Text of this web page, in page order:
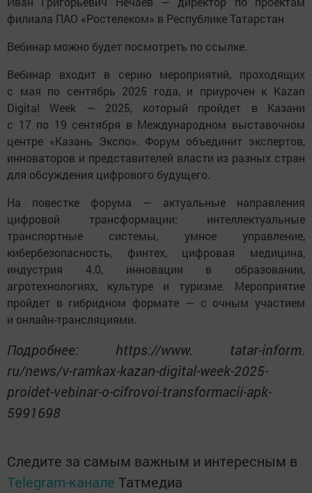
филиала ПАО «Ростелеком» в Республике Татарстан
Вебинар можно будет посмотреть по ссылке.
Вебинар входит в серию мероприятий, проходящих
с мая по сентябрь 2025 года, и приурочен к Kazan
Digital Week — 2025, который пройдет в Казани
с 17 по 19 сентября в Международном выставочном
центре «Казань Экспо». Форум объединит экспертов,
инноваторов и представителей власти из разных стран
для обсуждения цифрового будущего.
На повестке форума — актуальные направления
цифровой трансформации: интеллектуальные
транспортные системы, умное управление,
кибербезопасность, финтех, цифровая медицина,
индустрия 4.0, инновации в образовании,
агротехнологиях, культуре и туризме. Мероприятие
пройдет в гибридном формате — с очным участием
и онлайн-трансляциями.
Подробнее: https://www. tatar-inform.
ru/news/v-ramkax-kazan-digital-week-2025-
proidet-vebinar-o-cifrovoi-transformacii-apk-
5991698
Следите за самым важным и интересным в
Telegram-канале Татмедиа